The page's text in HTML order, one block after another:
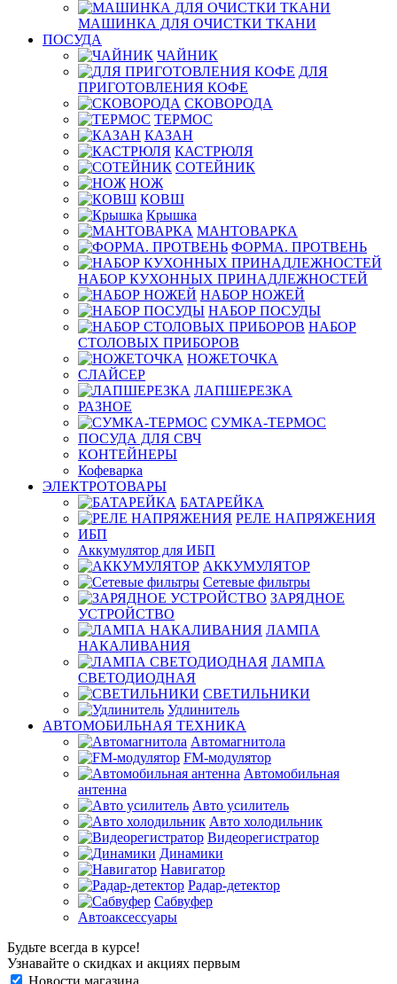
МАШИНКА ДЛЯ ОЧИСТКИ ТКАНИ
ПОСУДА
ЧАЙНИК
ДЛЯ
ПРИГОТОВЛЕНИЯ КОФЕ
СКОВОРОДА
ТЕРМОС
КАЗАН
КАСТРЮЛЯ
СОТЕЙНИК
НОЖ
КОВШ
Крышка
МАНТОВАРКА
ФОРМА. ПРОТВЕНЬ
НАБОР КУХОННЫХ ПРИНАДЛЕЖНОСТЕЙ
НАБОР НОЖЕЙ
НАБОР ПОСУДЫ
НАБОР
СТОЛОВЫХ ПРИБОРОВ
НОЖЕТОЧКА
СЛАЙСЕР
ЛАПШЕРЕЗКА
РАЗНОЕ
СУМКА-ТЕРМОС
ПОСУДА ДЛЯ СВЧ
КОНТЕЙНЕРЫ
Кофеварка
ЭЛЕКТРОТОВАРЫ
БАТАРЕЙКА
РЕЛЕ НАПРЯЖЕНИЯ
ИБП
Аккумулятор для ИБП
АККУМУЛЯТОР
Сетевые фильтры
ЗАРЯДНОЕ
УСТРОЙСТВО
ЛАМПА
НАКАЛИВАНИЯ
ЛАМПА
СВЕТОДИОДНАЯ
СВЕТИЛЬНИКИ
Удлинитель
АВТОМОБИЛЬНАЯ ТЕХНИКА
Автомагнитола
FM-модулятор
Автомобильная
антенна
Авто усилитель
Авто холодильник
Видеорегистратор
Динамики
Навигатор
Радар-детектор
Сабвуфер
Автоаксессуары
Будьте всегда в курсе!
Узнавайте о скидках и акциях первым
Новости магазина